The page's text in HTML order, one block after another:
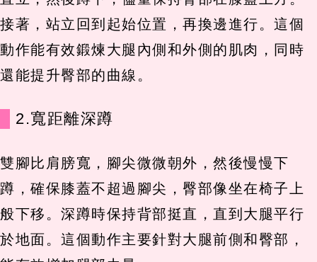
接著，站立回到起始位置，再換邊進行。這個
動作能有效鍛煉大腿內側和外側的肌肉，同時
還能提升臀部的曲線。
2.寬距離深蹲
雙腳比肩膀寬，腳尖微微朝外，然後慢慢下
蹲，確保膝蓋不超過腳尖，臀部像坐在椅子上
般下移。深蹲時保持背部挺直，直到大腿平行
於地面。這個動作主要針對大腿前側和臀部，